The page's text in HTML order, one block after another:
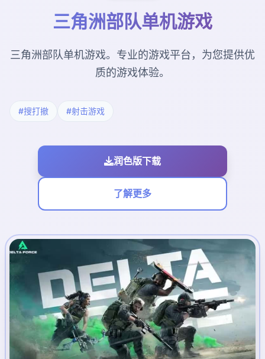
三角洲部队单机游戏
三角洲部队单机游戏。专业的游戏平台，为您提供优
质的游戏体验。
#搜打撤 #射击游戏
润色版下载
了解更多